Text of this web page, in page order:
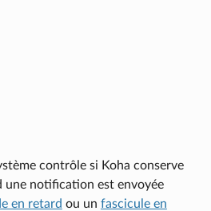
contrôle si Koha conserve
une notification est envoyée
en retard ou un fascicule en